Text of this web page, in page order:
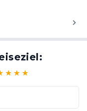
★ ★ ★